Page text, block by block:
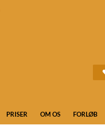
PRISER OM OS FORLØB